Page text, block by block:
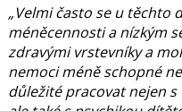
„Velmi často se u těchto
méněcennosti a nízkým
zdravými vrstevníky a
nemoci méně schopné
důležité pracovat nejen